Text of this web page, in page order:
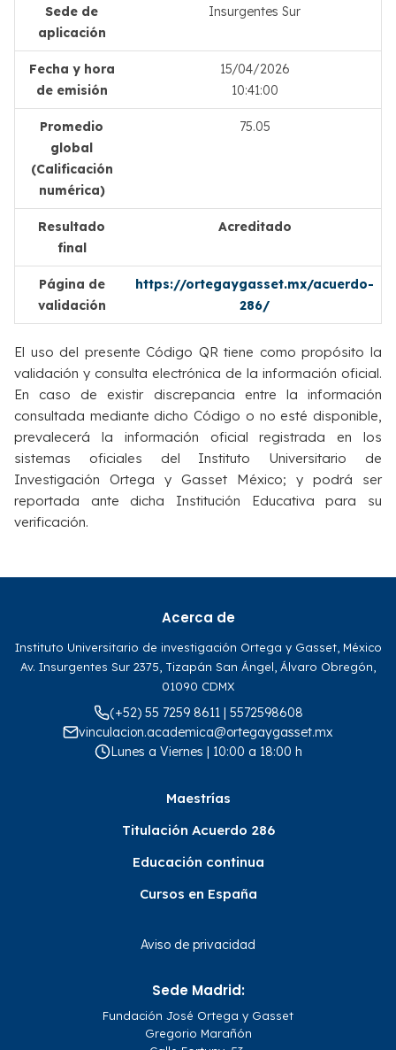
Sede de
aplicación
Insurgentes Sur
Fecha y hora
de emisión
15/04/2026
10:41:00
Promedio
global
(Calificación
numérica)
75.05
Resultado
final
Acreditado
Página de
validación
https://ortegaygasset.mx/acuerdo-
286/
El uso del presente Código QR tiene como propósito la
validación y consulta electrónica de la información oficial.
En caso de existir discrepancia entre la información
consultada mediante dicho Código o no esté disponible,
prevalecerá la información oficial registrada en los
sistemas oficiales del Instituto Universitario de
Investigación Ortega y Gasset México; y podrá ser
reportada ante dicha Institución Educativa para su
verificación.
Acerca de
Instituto Universitario de investigación Ortega y Gasset, México
Av. Insurgentes Sur 2375, Tizapán San Ángel, Álvaro Obregón,
01090 CDMX
(+52) 55 7259 8611 | 5572598608
vinculacion.academica@ortegaygasset.mx
Lunes a Viernes | 10:00 a 18:00 h
Maestrías
Titulación Acuerdo 286
Educación continua
Cursos en España
Aviso de privacidad
Sede Madrid:
Fundación José Ortega y Gasset
Gregorio Marañón